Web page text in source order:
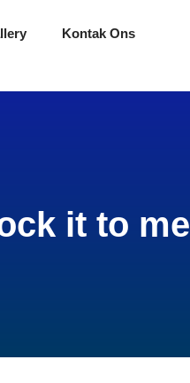
Kontak Ons
it to me